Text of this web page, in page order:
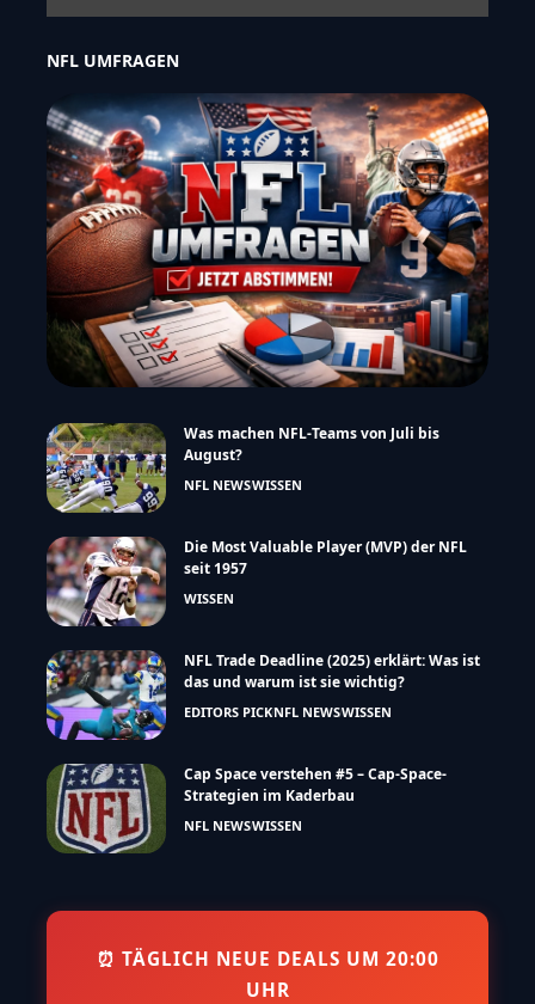
NFL UMFRAGEN
Was machen NFL-Teams von Juli bis
August?
NFL NEWSWISSEN
Die Most Valuable Player (MVP) der NFL
seit 1957
WISSEN
NFL Trade Deadline (2025) erklärt: Was ist
das und warum ist sie wichtig?
EDITORS PICKNFL NEWSWISSEN
Cap Space verstehen #5 – Cap-Space-
Strategien im Kaderbau
NFL NEWSWISSEN
⏰ TÄGLICH NEUE DEALS UM 20:00
UHR